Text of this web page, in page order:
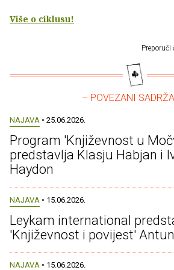
Više o ciklusu!
Preporuči
– POVEZANI
NAJAVA • 25.06.2026.
Program 'Književnost u
predstavlja Klasju Habjan i
Haydon
NAJAVA • 15.06.2026.
Leykam international
'Književnost i povijest'
NAJAVA • 15.06.2026.